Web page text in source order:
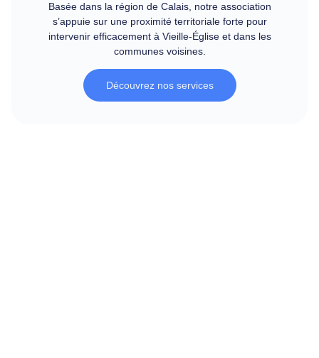
Basée dans la région de Calais, notre association
s’appuie sur une proximité territoriale forte pour
intervenir efficacement à Vieille-Église et dans les
communes voisines.
Découvrez nos services